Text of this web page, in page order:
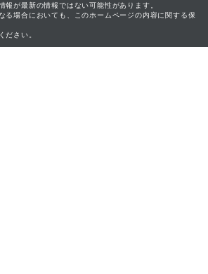
報が最新の情報ではない可能性があります。
る場合においても、このホームページの内容に関する保
ださい。